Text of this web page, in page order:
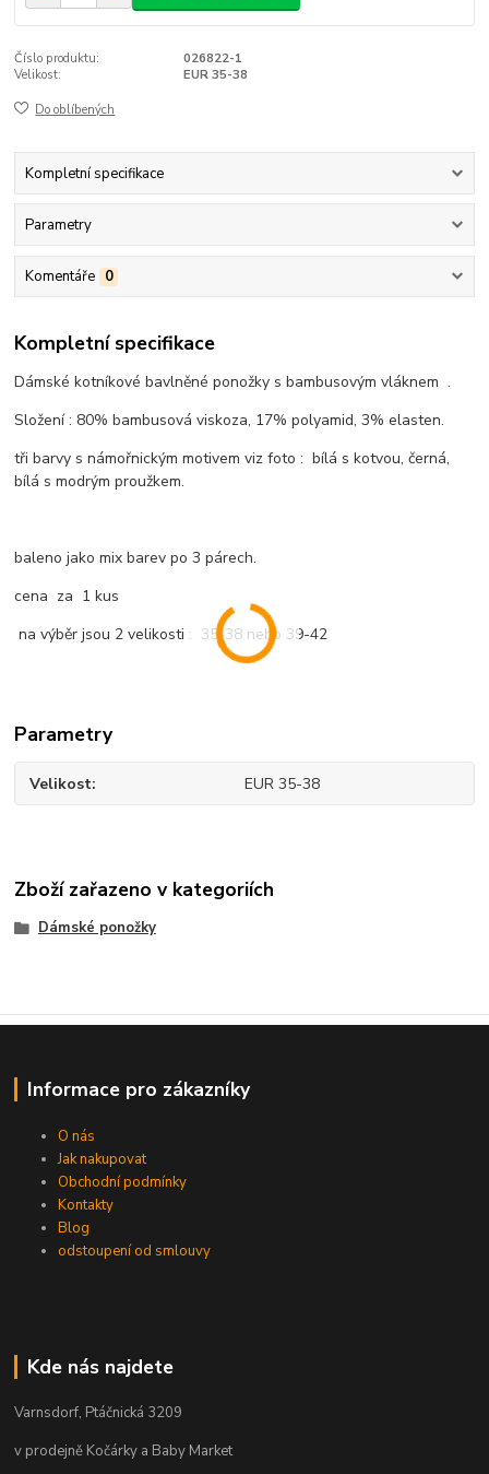
Číslo produktu:
026822-1
Velikost:
EUR 35-38
Do oblíbených
Kompletní specifikace
Parametry
Komentáře 0
Kompletní specifikace
Dámské kotníkové bavlněné ponožky s bambusovým vláknem .
Složení : 80% bambusová viskoza, 17% polyamid, 3% elasten.
tři barvy s námořnickým motivem viz foto : bílá s kotvou, černá,
bílá s modrým proužkem.
baleno jako mix barev po 3 párech.
cena za 1 kus
na výběr jsou 2 velikosti : 35-38 nebo 39-42
Parametry
Velikost EUR 35-38
Zboží zařazeno v kategoriích
Dámské ponožky
Informace pro zákazníky
O nás
Jak nakupovat
Obchodní podmínky
Kontakty
Blog
odstoupení od smlouvy
Kde nás najdete
Varnsdorf, Ptáčnická 3209
v prodejně Kočárky a Baby Market